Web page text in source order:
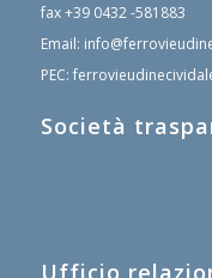
fax+39 0432 -581883
Email:
PEC:
Società
Ufficio